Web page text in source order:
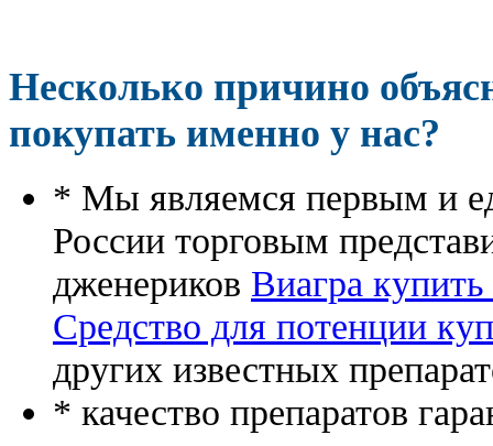
Несколько причино
покупать именно у нас?
* Мы являемся первым и
России торговым
дженериков Виагра
Средство для потенции
других известных
* качество препаратов